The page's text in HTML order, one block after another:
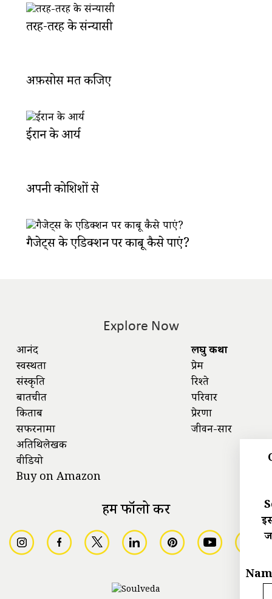
तरह-तरह के संन्यासी
अफ़सोस मत कीजिए
ईरान के आर्य
अपनी कोशिशों से
गैजेट्स के एडिक्शन पर काबू कैसे पाएं?
Explore Now
आनंद
स्वस्थता
संस्कृति
बातचीत
किताबें
सफरनामा
अतिथिलेखक
वीडियो
Buy on Amazon
लघु कथा
प्रेम
रिश्ते
परिवार
प्रेरणा
जीवन-सार
हमें फॉलो करें